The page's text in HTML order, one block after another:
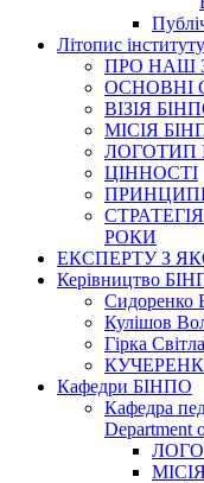
Літопис інституту
ПРО НАШ
ОСНОВНІ
ВІЗІЯ
МІСІЯ
ЛОГОТИП
ЦІННОСТІ
РОКИ
ЕКСПЕРТУ З
Керівництво
Сидоренко
Кулішов
Гірка
Кафедри БІНПО
Кафедра
Department